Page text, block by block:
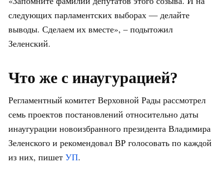
следующих парламентских выборах — делайте
выводы. Сделаем их вместе», – подытожил
Зеленский.
Что же с инаугурацией?
Регламентный комитет Верховной Рады рассмотрел
семь проектов постановлений относительно даты
инаугурации новоизбранного президента Владимира
Зеленского и рекомендовал ВР голосовать по каждой
из них, пишет УП.